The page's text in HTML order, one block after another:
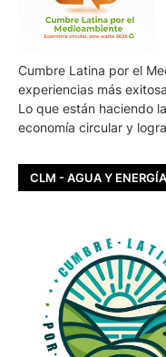
Cumbre Latina por el
experiencias más
Lo que están haciendo
economía circular y
CLM - AGUA Y ENERGÍA